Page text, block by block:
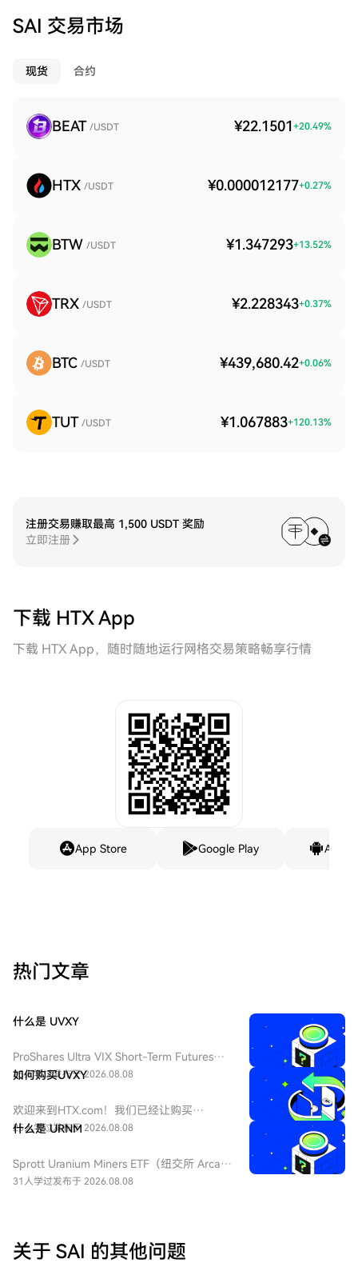
SAI 交易市场
现货 合约
BEAT /USDT ¥22.1501 +20.49%
HTX /USDT ¥0.000012177+0.27%
BTW /USDT ¥1.347293+13.52%
TRX /USDT ¥2.228343+0.37%
BTC /USDT ¥439,680.42+0.06%
TUT /USDT ¥1.067883+120.13%
注册交易赚取最高 1,500 USDT 奖励
立即注册
下载 HTX App
下载 HTX App，随时随地运行网格交易策略畅享行情
App Store Google Play
热门文章
什么是 UVXY
ProShares Ultra VIX Short-Term Futures
ETF（纽交所 Arca 代码：UVXY），中文：
ETF 为每日 2 倍杠杆做多 VIX 短期期货产
品，挂钩标普 500 短期波动率期货指数，该
基金通常用于在美股市场波动加剧或恐慌情
特性和期货展期成本，它不适合长期持有。
25人学过发布于 2026.08.08
如何购买UVXY
欢迎来到HTX.com！我们已经让购买
ProShares 两倍做多短期 VIX 期货
逐步指南，放心开始您的加密货币之旅。第
一步：创建您的HTX账户使用您的电子邮
或Mastercard即时购买ProShares 两倍做多
25人学过发布于 2026.08.08
什么是 URNM
Sprott Uranium Miners ETF（纽交所 Arca
代码：URNM），中文：无（bn无），传统
铀持有企业，受益全球清洁能源转型与核电
需求增长，是美股稀缺铀矿赛道投资工具。
31人学过发布于 2026.08.08
关于 SAI 的其他问题